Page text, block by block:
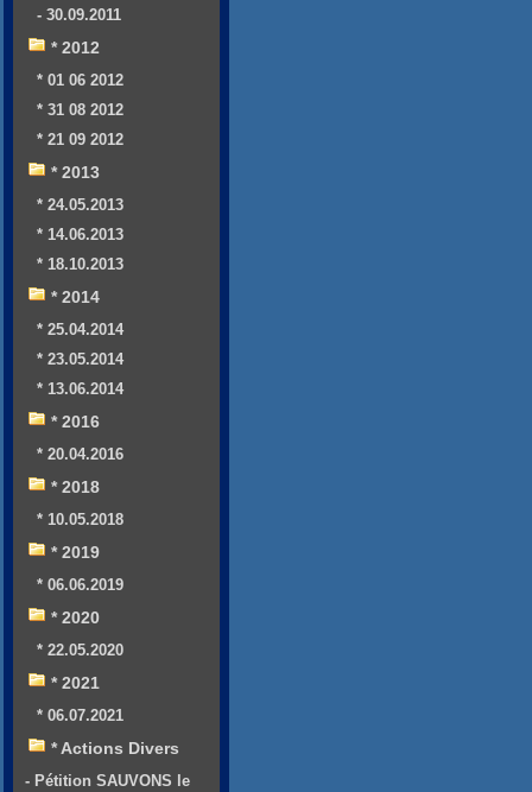
- 30.09.2011
* 2012
* 01 06 2012
* 31 08 2012
* 21 09 2012
* 2013
* 24.05.2013
* 14.06.2013
* 18.10.2013
* 2014
* 25.04.2014
* 23.05.2014
* 13.06.2014
* 2016
* 20.04.2016
* 2018
* 10.05.2018
* 2019
* 06.06.2019
* 2020
* 22.05.2020
* 2021
* 06.07.2021
* Actions Divers
- Pétition SAUVONS le